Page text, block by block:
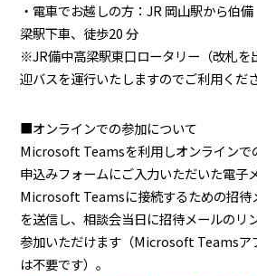
・電車でお越しの方：JR 岡山駅から伯
梁駅下車、徒歩20 分
※JR備中高梁駅東口ロータリー（改札を
迎バスを運行いたしますのでご利用くだ
■オンラインでの参加について
Microsoft Teamsを利用しオンラインで
申込みフォームにご入力いただいた電子
Microsoft Teamsに接続するための招待
を送信し、相談会当日に招待メールのリ
参加いただけます（Microsoft Teamsア
は不要です）。